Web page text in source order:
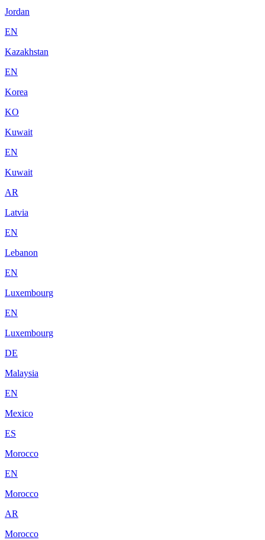
Jordan
EN
Kazakhstan
EN
Korea
KO
Kuwait
EN
Kuwait
AR
Latvia
EN
Lebanon
EN
Luxembourg
EN
Luxembourg
DE
Malaysia
EN
Mexico
ES
Morocco
EN
Morocco
AR
Morocco